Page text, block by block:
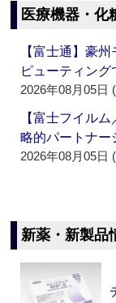
医療機器・化
【富士通】豪
ピューティング
2026年08月05日
【富士フイル
略的パートナー
2026年08月05日
新薬・新製品